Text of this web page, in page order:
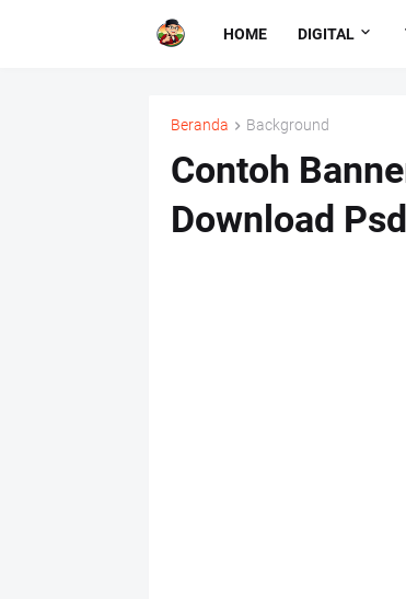
HOME DIGITAL
Beranda Background
Contoh
Download